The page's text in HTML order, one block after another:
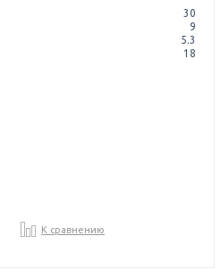
30
9
5.3
18
К сравнению